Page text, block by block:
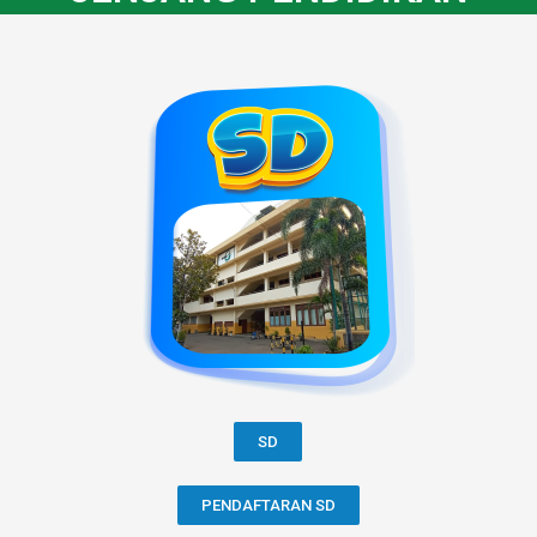
SD
PENDAFTARAN SD